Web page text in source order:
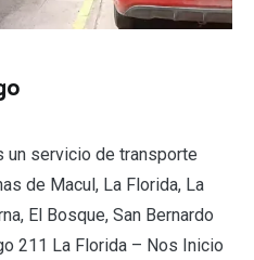
un servicio de transporte
de Macul, La Florida, La
El Bosque, San Bernardo
211 La Florida – Nos Inicio